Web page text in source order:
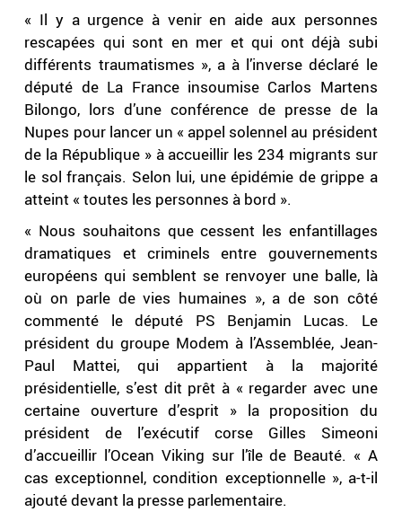
« Il y a urgence à venir en aide aux personnes
rescapées qui sont en mer et qui ont déjà subi
différents traumatismes », a à l’inverse déclaré le
député de La France insoumise Carlos Martens
Bilongo, lors d’une conférence de presse de la
Nupes pour lancer un « appel solennel au président
de la République » à accueillir les 234 migrants sur
le sol français. Selon lui, une épidémie de grippe a
atteint « toutes les personnes à bord ».
« Nous souhaitons que cessent les enfantillages
dramatiques et criminels entre gouvernements
européens qui semblent se renvoyer une balle, là
où on parle de vies humaines », a de son côté
commenté le député PS Benjamin Lucas. Le
président du groupe Modem à l’Assemblée, Jean-
Paul Mattei, qui appartient à la majorité
présidentielle, s’est dit prêt à « regarder avec une
certaine ouverture d’esprit » la proposition du
président de l’exécutif corse Gilles Simeoni
d’accueillir l’Ocean Viking sur l’île de Beauté. « A
cas exceptionnel, condition exceptionnelle », a-t-il
ajouté devant la presse parlementaire.